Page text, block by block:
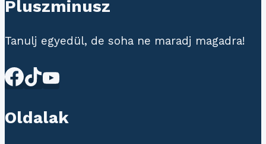
Pluszminusz
Tanulj egyedül, de soha ne maradj magadra!
Oldalak